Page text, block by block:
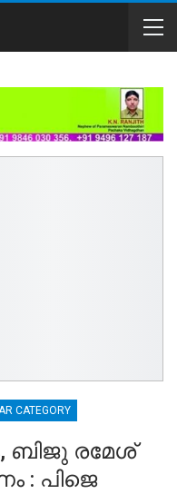
CATEGORY
ബിജു രമേശ്
: പിജെ